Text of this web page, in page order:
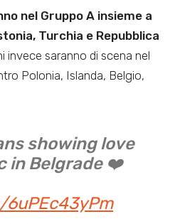
nel Gruppo A insieme a
Turchia e Repubblica
invece saranno di scena nel
Polonia, Islanda, Belgio,
showing love
in Belgrade ❤️